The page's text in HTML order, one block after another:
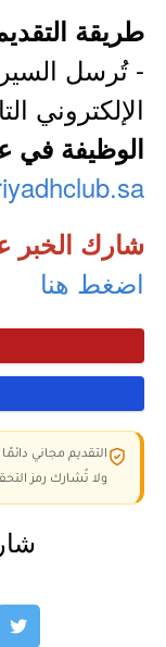
طريقة
- تُرسل
الإلكتروني
الوظيفة في
شارك الخبر
اضغط هنا
التقديم مجاني
ولا تُشارك رمز